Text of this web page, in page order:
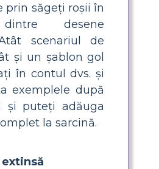
prin săgeți roșii în
desene
scenariul de
și un șablon gol
în contul dvs. și
exemplele după
și puteți adăuga
la sarcină.